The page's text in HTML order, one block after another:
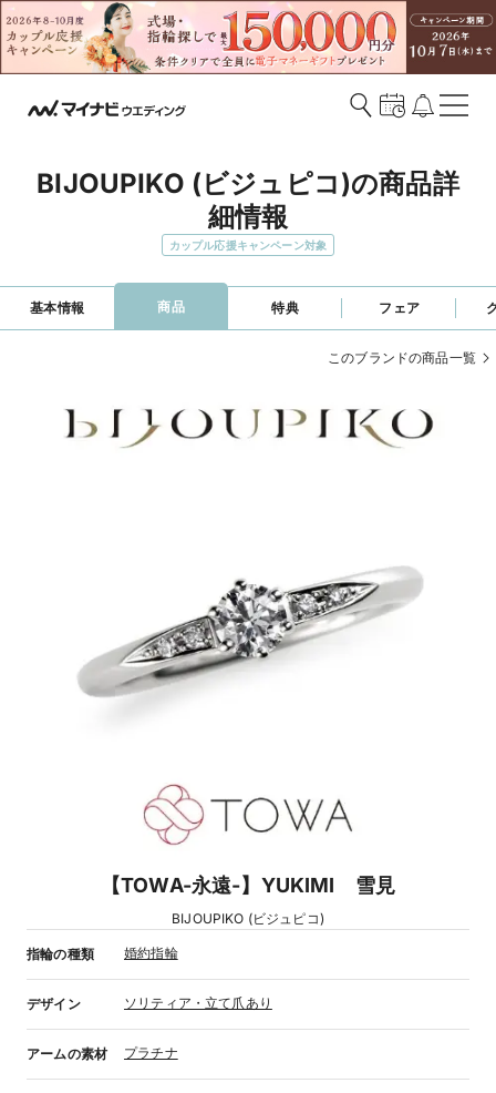
BIJOUPIKO (ビジュピコ)の商品詳
細情報
カップル応援キャンペーン対象
基本情報 商品 特典 フェア
このブランドの商品一覧
【TOWA-永遠-】YUKIMI 雪見
BIJOUPIKO (ビジュピコ)
指輪の種類 婚約指輪
デザイン ソリティア・立て爪あり
アームの素材 プラチナ